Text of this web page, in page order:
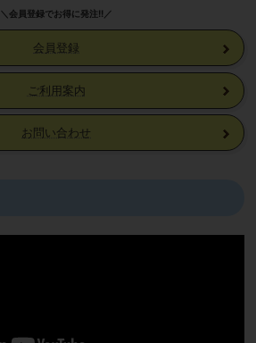
＼会員登録でお得に発注!!／
会員登録
ご利用案内
お問い合わせ